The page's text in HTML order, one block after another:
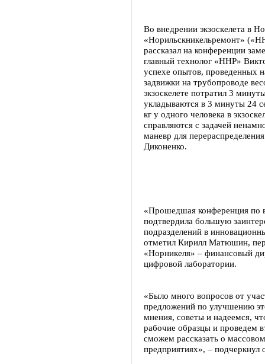
Во внедрении экзоскелета в
«Норильскникельремонт»
рассказал на конференции
главный технолог «ННР»
успехе опытов, проведенных
задвижки на трубопроводе
экзоскелете потратил 3
укладываются в 3 минуты 24
кг у одного человека в
справляются с задачей
маневр для
Диконенко.
«Прошедшая конференция по
подтвердила большую
подразделений в
отметил Кирилл Матюшин,
«Норникеля» – финансовый
цифровой лаборатории.
«Было много вопросов от
предложений по улучшению
мнения, советы и надеемся,
рабочие образцы и проведем
сможем рассказать о
предприятиях», – подчеркнул